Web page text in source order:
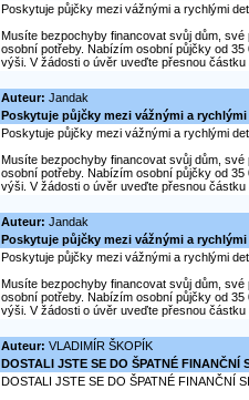
Poskytuje půjčky mezi vážnými a rychlými
Musíte bezpochyby financovat svůj dům,
osobní potřeby. Nabízím osobní půjčky od
výši. V žádosti o úvěr uveďte přesnou
Auteur: Jandak
Poskytuje půjčky mezi vážnými a
Poskytuje půjčky mezi vážnými a rychlými
Musíte bezpochyby financovat svůj dům,
osobní potřeby. Nabízím osobní půjčky od
výši. V žádosti o úvěr uveďte přesnou
Auteur: Jandak
Poskytuje půjčky mezi vážnými a
Poskytuje půjčky mezi vážnými a rychlými
Musíte bezpochyby financovat svůj dům,
osobní potřeby. Nabízím osobní půjčky od
výši. V žádosti o úvěr uveďte přesnou
Auteur: VLADIMÍR ŠKOPÍK
DOSTALI JSTE SE DO ŠPATNÉ FINANČNÍ
DOSTALI JSTE SE DO ŠPATNÉ FINANČNÍ